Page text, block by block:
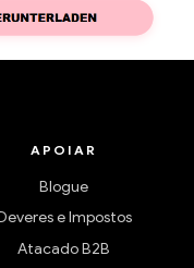
APOIAR
Blogue
e Impostos
Atacado B2B